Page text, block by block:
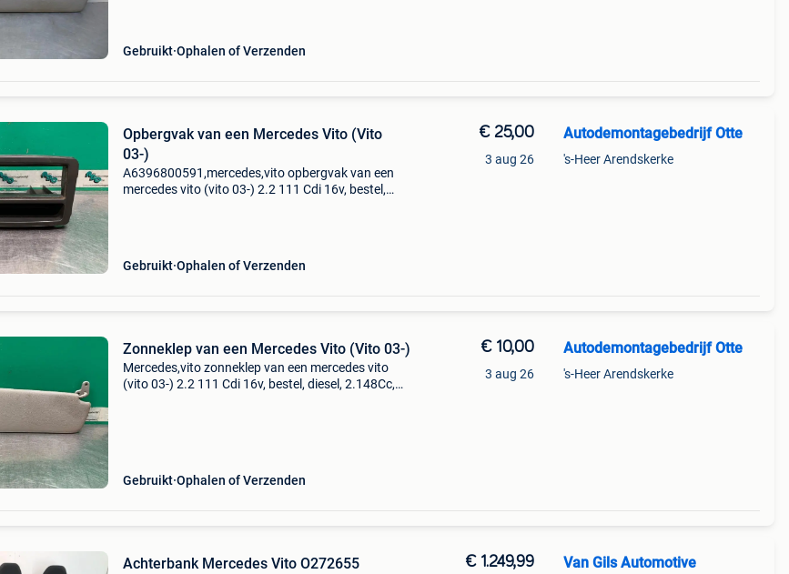
Gebruikt Ophalen of Verzenden
Opbergvak van een Mercedes Vito (Vito
03-)
A6396800591,mercedes,vito opbergvak van een
mercedes vito (vito 03-) 2.2 111 Cdi 16v, bestel,
Gebruikt Ophalen of Verzenden
€ 25,00
3 aug 26
Autodemontagebedrijf Otte
's-Heer Arendskerke
Zonneklep van een Mercedes Vito (Vito 03-)
Mercedes,vito zonneklep van een mercedes vito
(vito 03-) 2.2 111 Cdi 16v, bestel, diesel, 2.148Cc,
Gebruikt Ophalen of Verzenden
€ 10,00
3 aug 26
Autodemontagebedrijf Otte
's-Heer Arendskerke
Achterbank Mercedes Vito O272655 € 1.249,99 Van Gils Automotive